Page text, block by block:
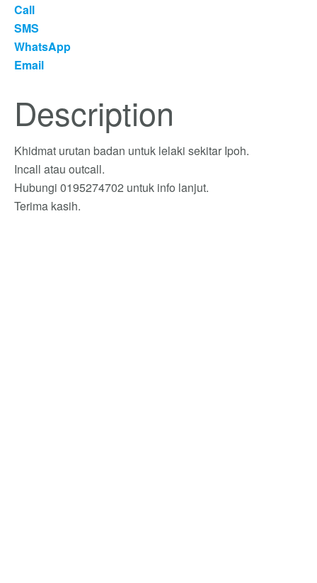
Call
SMS
WhatsApp
Email
Description
Khidmat urutan badan untuk lelaki sekitar Ipoh.
Incall atau outcall.
Hubungi 0195274702 untuk info lanjut.
Terima kasih.